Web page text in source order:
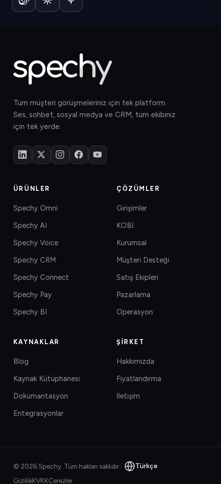
Tüm müşteri görüşmeleriniz için tek platform.
Ses, sohbet, sosyal medya ve CRM, tüm ekibiniz
için tek yerde.
ÜRÜNLER
Spechy Omni
Spechy AI
Spechy Voice
Spechy CRM
Spechy Connect
Spechy Pay
Spechy BI
ÇÖZÜMLER
Girişimler
KOBİ
Kurumsal
Müşteri Desteği
Satış Ekipleri
Pazarlama
Operasyon
KAYNAKLAR
Blog
Kaynak Kütüphanesi
Dokümantasyon
Entegrasyonlar
ŞIRKET
Hakkımızda
Fiyatlandırma
İletişim
© 2026Spechy. Tüm hakları saklıdır. Türkçe
GizlilikKVKKÇerezler